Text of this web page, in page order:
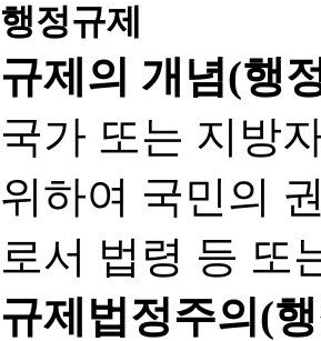
행정규제
규제의 개념(행
국가 또는 지방
위하여 국민의
로서 법령 등 또
규제법정주의(